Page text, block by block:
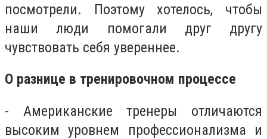
посмотрели. Поэтому хотелось, чтобы
наши люди помогали друг другу
чувствовать себя увереннее.
О разнице в тренировочном процессе
- Американские тренеры отличаются
высоким уровнем профессионализма и